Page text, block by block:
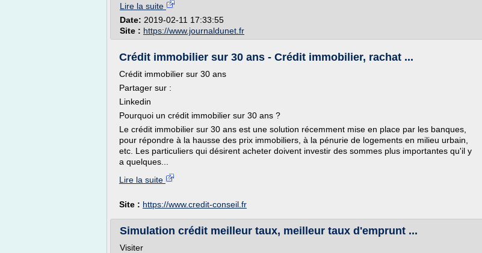
Lire la suite
Date: 2019-02-11 17:33:55
Site : https://www.journaldunet.fr
Crédit immobilier sur 30 ans - Crédit immobilier, rachat ...
Crédit immobilier sur 30 ans
Partager sur :
Linkedin
Pourquoi un crédit immobilier sur 30 ans ?
Le crédit immobilier sur 30 ans est une solution récemment mise en place par les banques,
pour répondre à la hausse des prix immobiliers, à la pénurie de logements en milieu urbain,
etc. Les particuliers qui désirent acheter doivent investir des sommes plus importantes qu'il y
a quelques...
Lire la suite
Site : https://www.credit-conseil.fr
Simulation crédit meilleur taux, meilleur taux d'emprunt ...
Visiter